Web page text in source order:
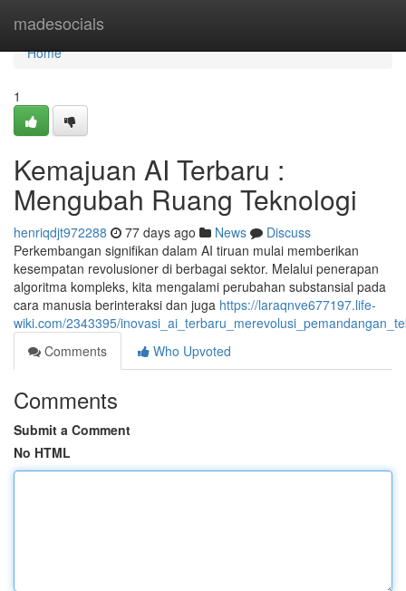
madesocials
Home
Home
1
Kemajuan AI Terbaru :
Mengubah Ruang Teknologi
henriqdjt972288 77 days ago News
Discuss
Perkembangan signifikan dalam AI tiruan mulai memberikan
kesempatan revolusioner di berbagai sektor. Melalui penerapan
algoritma kompleks, kita mengalami perubahan substansial pada
cara manusia berinteraksi dan juga https://laraqnve677197.life-
wiki.com/2343395/
Comments
Who Upvoted
Comments
Submit a Comment
No HTML